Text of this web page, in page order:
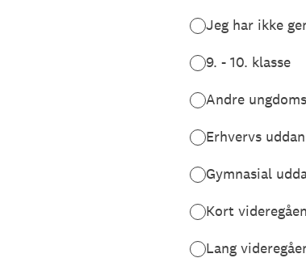
Jeg har ikke
9. - 10. klasse
Andre
Erhvervs
Gymnasial
Kort
Lang